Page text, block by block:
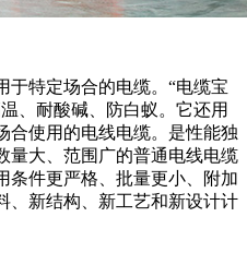
于特定场合的电缆。“电缆宝
、耐酸碱、防白蚁。它还用
合使用的电线电缆。是性能独
量大、范围广的普通电线电缆
条件更严格、批量更小、附加
、新结构、新工艺和新设计计